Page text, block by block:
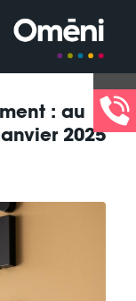
: au
2025